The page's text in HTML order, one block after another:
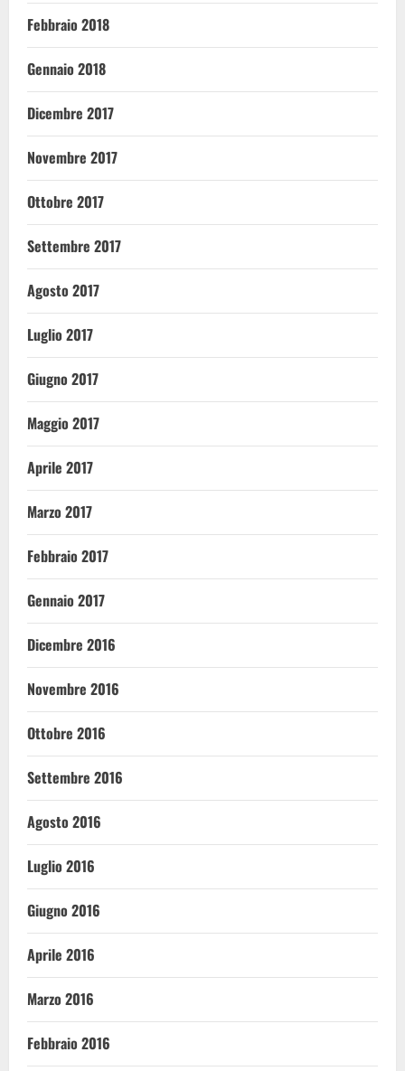
Febbraio 2018
Gennaio 2018
Dicembre 2017
Novembre 2017
Ottobre 2017
Settembre 2017
Agosto 2017
Luglio 2017
Giugno 2017
Maggio 2017
Aprile 2017
Marzo 2017
Febbraio 2017
Gennaio 2017
Dicembre 2016
Novembre 2016
Ottobre 2016
Settembre 2016
Agosto 2016
Luglio 2016
Giugno 2016
Aprile 2016
Marzo 2016
Febbraio 2016